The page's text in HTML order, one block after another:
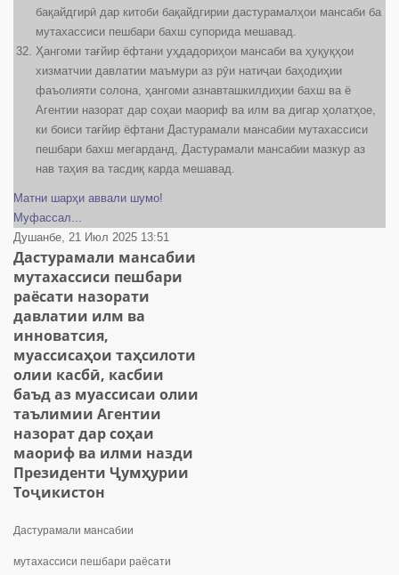
бақайдгирӣ дар китоби бақайдгирии дастурамалҳои мансаби ба
мутахассиси пешбари бахш супорида мешавад.
Ҳангоми тағйир ёфтани уҳдадориҳои мансаби ва ҳуқуқҳои
хизматчии давлатии маъмури аз рӯи натиҷаи баҳодиҳии
фаъолияти солона, ҳангоми азнавташкилдиҳии бахш ва ё
Агентии назорат дар соҳаи маориф ва илм ва дигар ҳолатҳое,
ки боиси тағйир ёфтани Дастурамали мансабии мутахассиси
пешбари бахш мегарданд, Дастурамали мансабии мазкур аз
нав таҳия ва тасдиқ карда мешавад.
Матни шарҳи аввали шумо!
Муфассал...
Душанбе, 21 Июл 2025 13:51
Дастурамали мансабии
мутахассиси пешбари
раёсати назорати
давлатии илм ва
инноватсия,
муассисаҳои таҳсилоти
олии касбӣ, касбии
баъд аз муассисаи олии
таълимии Агентии
назорат дар соҳаи
маориф ва илми назди
Президенти Ҷумҳурии
Тоҷикистон
Дастурамали мансабии
мутахассиси пешбари раёсати